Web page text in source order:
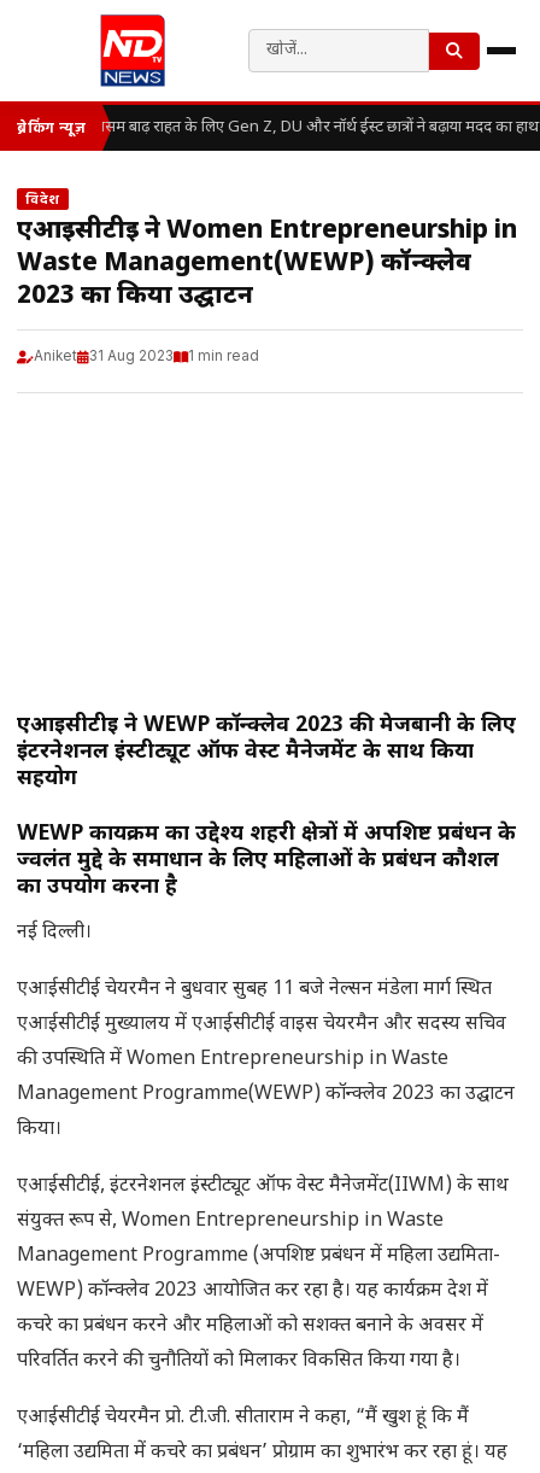
ब्रेकिंग न्यूज़ असम बाढ़ राहत के लिए Gen Z, DU और नॉर्थ ईस्ट छात्रों ने बढ़ाया मदद का हाथ
विदेश
एआईसीटीई ने Women Entrepreneurship in
Waste Management(WEWP) कॉन्क्लेव
2023 का किया उद्घाटन
Aniket 31 Aug 2023 1 min read
एआईसीटीई ने WEWP कॉन्क्लेव 2023 की मेजबानी के लिए
इंटरनेशनल इंस्टीट्यूट ऑफ वेस्ट मैनेजमेंट के साथ किया
सहयोग
WEWP कार्यक्रम का उद्देश्य शहरी क्षेत्रों में अपशिष्ट प्रबंधन के
ज्वलंत मुद्दे के समाधान के लिए महिलाओं के प्रबंधन कौशल
का उपयोग करना है
नई दिल्ली।
एआईसीटीई चेयरमैन ने बुधवार सुबह 11 बजे नेल्सन मंडेला मार्ग स्थित
एआईसीटीई मुख्यालय में एआईसीटीई वाइस चेयरमैन और सदस्य सचिव
की उपस्थिति में Women Entrepreneurship in Waste
Management Programme(WEWP) कॉन्क्लेव 2023 का उद्घाटन
किया।
एआईसीटीई, इंटरनेशनल इंस्टीट्यूट ऑफ वेस्ट मैनेजमेंट(IIWM) के साथ
संयुक्त रूप से, Women Entrepreneurship in Waste
Management Programme (अपशिष्ट प्रबंधन में महिला उद्यमिता-
WEWP) कॉन्क्लेव 2023 आयोजित कर रहा है। यह कार्यक्रम देश में
कचरे का प्रबंधन करने और महिलाओं को सशक्त बनाने के अवसर में
परिवर्तित करने की चुनौतियों को मिलाकर विकसित किया गया है।
एआईसीटीई चेयरमैन प्रो. टी.जी. सीताराम ने कहा, “मैं खुश हूं कि मैं
‘महिला उद्यमिता में कचरे का प्रबंधन’ प्रोग्राम का शुभारंभ कर रहा हूं। यह